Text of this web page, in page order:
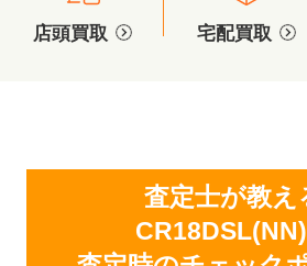
店頭買取 宅配買取
査定士が教え
CR18DSL(NN)